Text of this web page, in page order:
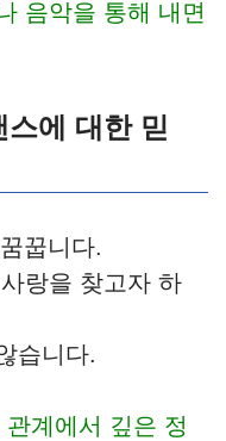
음악을 통해 내면
에 대한 믿
꿉니다.
랑을 찾고자 하
습니다.
계에서 깊은 정